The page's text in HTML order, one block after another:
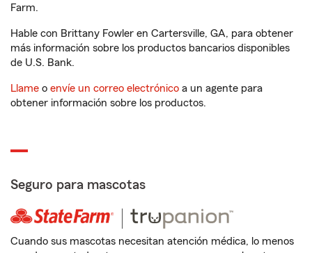
Farm.
Hable con Brittany Fowler en Cartersville, GA, para obtener
más información sobre los productos bancarios disponibles
de U.S. Bank.
Llame o envíe un correo electrónico a un agente para
obtener información sobre los productos.
Seguro para mascotas
Cuando sus mascotas necesitan atención médica, lo menos